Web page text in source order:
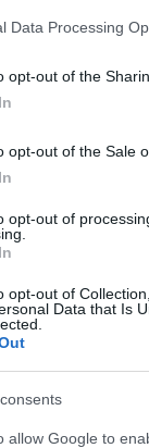
Data Processing
opt-out of the
opt-out of the Sale
opt-out of
opt-out of
Data that Is
allow Google to
nella sezione
di
i tuoi
+39 345 356